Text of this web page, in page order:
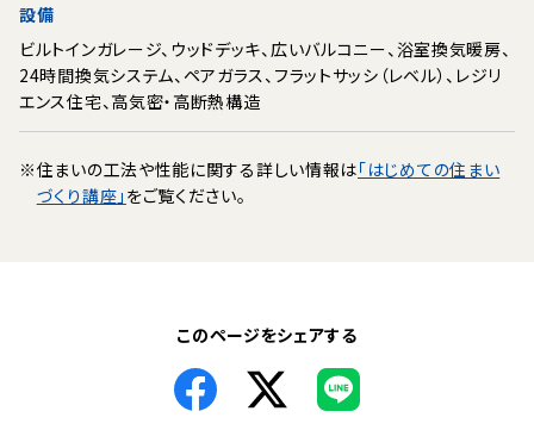
設備
ビルトインガレージ、ウッドデッキ、広いバルコニー、浴室換気暖房、
24時間換気システム、ペアガラス、フラットサッシ（レベル）、レジリ
エンス住宅、高気密・高断熱構造
※住まいの工法や性能に関する詳しい情報は「はじめての住まい
づくり講座」 をご覧ください。
このページをシェアする